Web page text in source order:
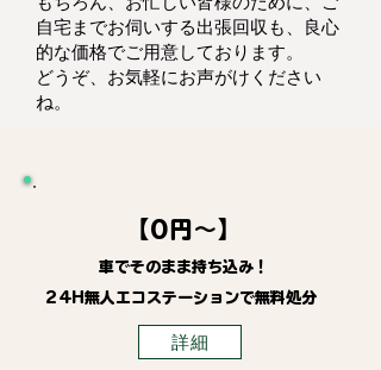
自宅までお伺いする出張回収も、良心
的な価格でご用意しております。
どうぞ、お気軽にお声がけください
ね。
【0円～】
車でそのまま持ち込み！
24H無人エコステーションで無料処分
詳細